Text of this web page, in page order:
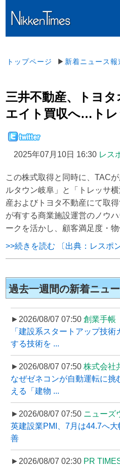
トップページ ▶ 新着ニュース報
三井不動産、トヨ
エイト買収へ…トレ
2025年07月10日 16:30 レス
この株式取得と同時に、TAC
ルタウン岐阜」と「トレッサ
産およびトヨタ不動産にて取
が有する商業施設運営のノウ
ークを活かし、顧客満足度・
>>続きを読む 〔出典：レスポ
過去一週間の新着ニュ
►2026/08/07 07:50 創業手帳
「建設系スタートアップ技
する技術を ...
►2026/08/07 07:50 株式会社
なぜゼネコンが自動運転に
える「建物 ...
►2026/08/07 07:50 ニューズ
英建設業PMI、7月は44.7へ
善
►2026/08/07 02:30 PR